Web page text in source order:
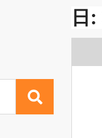
日: